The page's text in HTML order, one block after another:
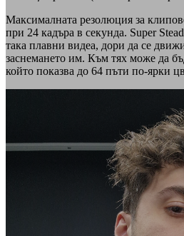
Максималната резолюция за
при 24 кадъра в секунда. Super
така плавни видеа, дори да се
заснемането им. Към тях може да
който показва до 64 пъти по-ярки